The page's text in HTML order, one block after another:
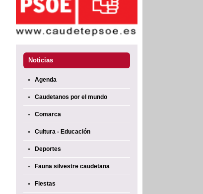
Noticias
Agenda
Caudetanos por el mundo
Comarca
Cultura - Educación
Deportes
Fauna silvestre caudetana
Fiestas